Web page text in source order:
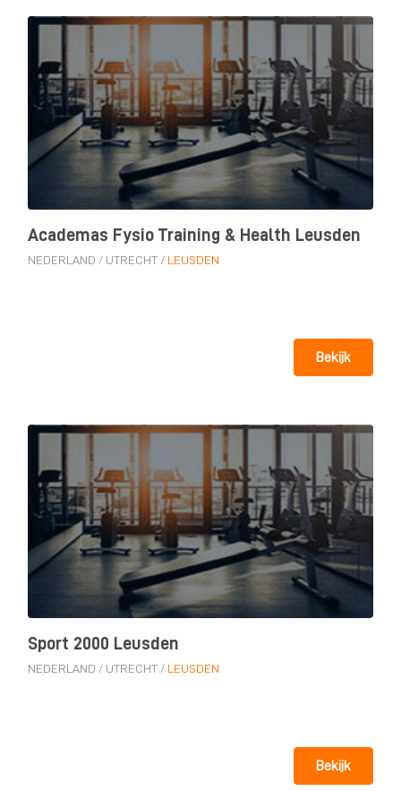
Academas Fysio Training & Health Leusden
NEDERLAND / UTRECHT / LEUSDEN
Bekijk
Sport 2000 Leusden
NEDERLAND / UTRECHT / LEUSDEN
Bekijk